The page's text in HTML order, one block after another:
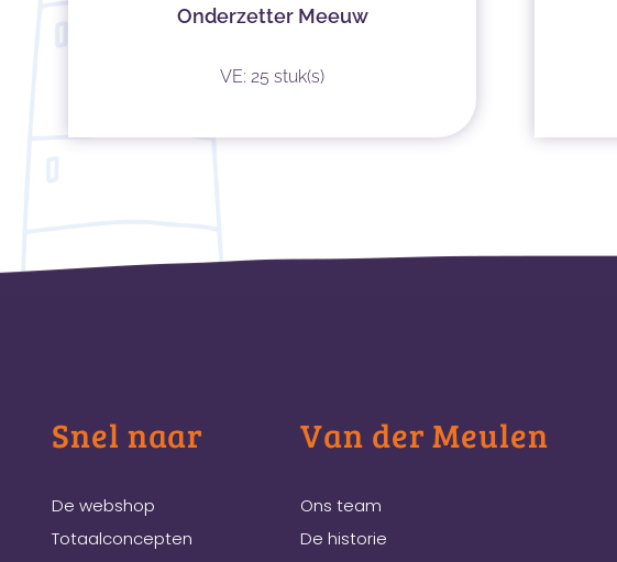
Onderzetter Meeuw
VE: 25 stuk(s)
Snel naar
De webshop
Totaalconcepten
Van der Meulen
Ons team
De historie